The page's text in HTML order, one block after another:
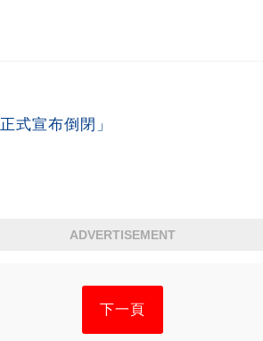
式宣布倒閉」
ADVERTISEMENT
下一頁